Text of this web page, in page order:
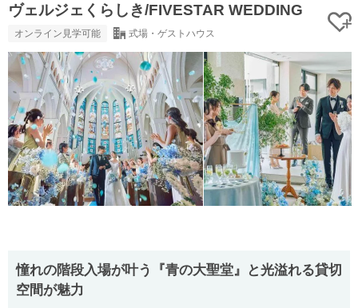
ヴェルジェくらしき/FIVESTAR WEDDING
オンライン見学可能 式場・ゲストハウス
憧れの階段入場が叶う『青の大聖堂』と光溢れる貸切
空間が魅力